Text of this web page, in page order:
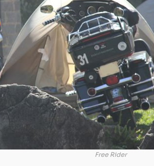
Free Rider